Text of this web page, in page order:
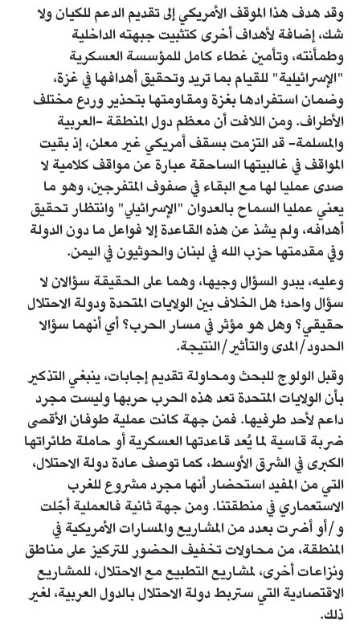
وقد هدف هذا الموقف الأمريكي إلى تقديم الدعم للكيان ولا
شك، إضافة لأهداف أخرى كتثبيت جبهته الداخلية
وطمأنته، وتأمين غطاء كامل للمؤسسة العسكرية
"الإسرائيلية" للقيام بما تريد وتحقيق أهدافها في غزة،
وضمان استفرادها بغزة ومقاومتها بتحذير وردع مختلف
الأطراف. ومن اللافت أن معظم دول المنطقة -العربية
والمسلمة- قد التزمت بسقف أمريكي غير معلن، إذ بقيت
المواقف في غالبيتها الساحقة عبارة عن مواقف كلامية لا
صدى عمليا لها مع البقاء في صفوف المتفرجين، وهو ما
يعني عمليا السماح بالعدوان "الإسرائيلي" وانتظار تحقيق
أهدافه، ولم يشذ عن هذه القاعدة إلا فواعل ما دون الدولة
وفي مقدمتها حزب الله في لبنان والحوثيون في اليمن.
وعليه، يبدو السؤال وجيها، وهما على الحقيقة سؤالان لا
سؤال واحد؛ هل الخلاف بين الولايات المتحدة ودولة الاحتلال
حقيقي؟ وهل هو مؤثر في مسار الحرب؟ أي أنهما سؤالا
الحدود/المدى والتأثير/النتيجة.
وقبل الولوج للبحث ومحاولة تقديم إجابات، ينبغي التذكير
بأن الولايات المتحدة تعد هذه الحرب حربها وليست مجرد
داعم لأحد طرفيها. فمن جهة كانت عملية طوفان الأقصى
ضربة قاسية لما يُعد قاعدتها العسكرية أو حاملة طائراتها
الكبرى في الشرق الأوسط، كما توصف عادة دولة الاحتلال،
التي من المفيد استحضار أنها مجرد مشروع للغرب
الاستعماري في منطقتنا. ومن جهة ثانية فالعملية أجّلت
و/أو أضرت بعدد من المشاريع والمسارات الأمريكية في
المنطقة، من محاولات تخفيف الحضور للتركيز على مناطق
ونزاعات أخرى، لمشاريع التطبيع مع الاحتلال، للمشاريع
الاقتصادية التي ستربط دولة الاحتلال بالدول العربية، لغير
ذلك.